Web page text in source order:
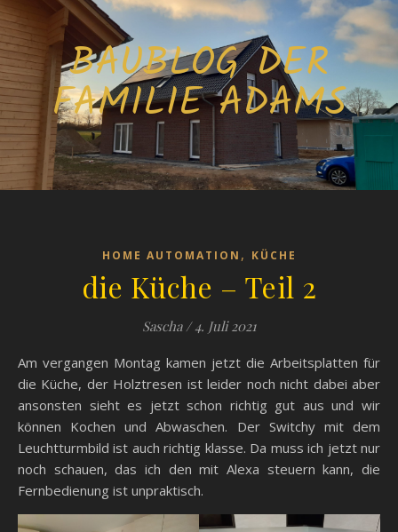
BAUBLOG DER
FAMILIE ADAMS
HOME AUTOMATION , KÜCHE
die Küche – Teil 2
Sascha / 4. Juli 2021
Am vergangen Montag kamen jetzt die Arbeitsplatten für
die Küche, der Holztresen ist leider noch nicht dabei aber
ansonsten sieht es jetzt schon richtig gut aus und wir
können Kochen und Abwaschen. Der Switchy mit dem
Leuchtturmbild ist auch richtig klasse. Da muss ich jetzt nur
noch schauen, das ich den mit Alexa steuern kann, die
Fernbedienung ist unpraktisch.